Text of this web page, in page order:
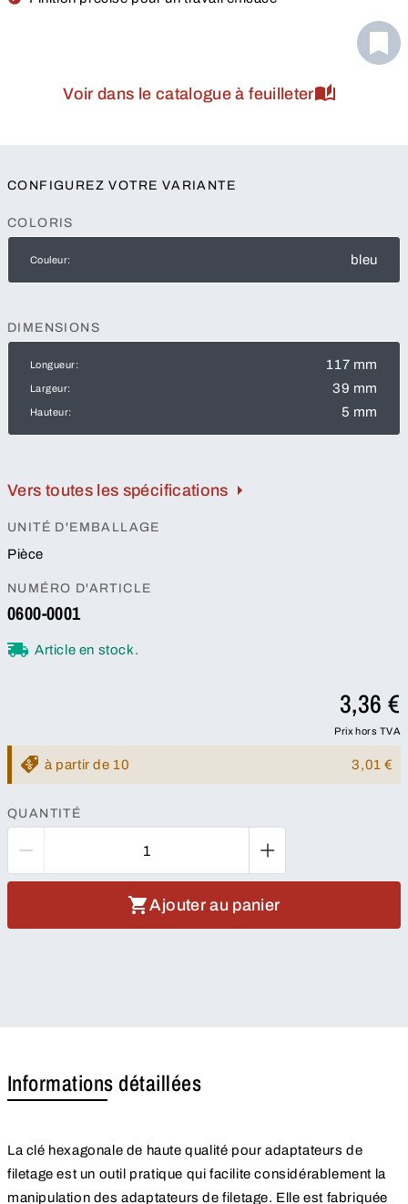
Voir dans le catalogue à feuilleter
CONFIGUREZ VOTRE VARIANTE
COLORIS
Couleur: bleu
DIMENSIONS
Longueur: 117 mm
Largeur: 39 mm
Hauteur: 5 mm
Vers toutes les spécifications
UNITÉ D'EMBALLAGE
Pièce
NUMÉRO D'ARTICLE
0600-0001
Article en stock.
3,36 €
Prix hors TVA
à partir de 10 3,01 €
QUANTITÉ
Ajouter au panier
Informations détaillées
La clé hexagonale de haute qualité pour adaptateurs de
filetage est un outil pratique qui facilite considérablement la
manipulation des adaptateurs de filetage. Elle est fabriquée